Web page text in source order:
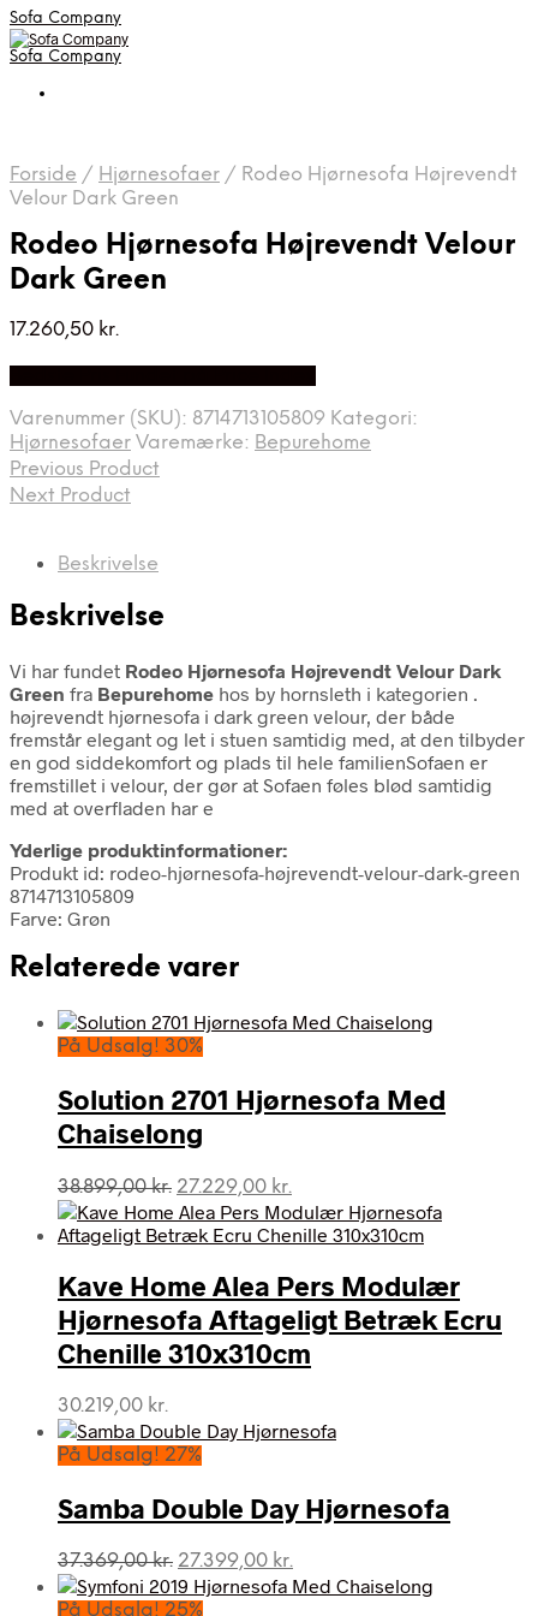
Sofa Company
Sofa Company
Forside / Hjørnesofaer / Rodeo Hjørnesofa Højrevendt
Velour Dark Green
Rodeo Hjørnesofa Højrevendt Velour
Dark Green
17.260,50 kr.
Varenummer (SKU): 8714713105809 Kategori:
Hjørnesofaer Varemærke: Bepurehome
Previous Product
Next Product
Beskrivelse
Beskrivelse
Vi har fundet Rodeo Hjørnesofa Højrevendt Velour Dark
Green fra Bepurehome hos by hornsleth i kategorien .
højrevendt hjørnesofa i dark green velour, der både
fremstår elegant og let i stuen samtidig med, at den tilbyder
en god siddekomfort og plads til hele familienSofaen er
fremstillet i velour, der gør at Sofaen føles blød samtidig
med at overfladen har e
Yderlige produktinformationer:
Produkt id: rodeo-hjørnesofa-højrevendt-velour-dark-green
8714713105809
Farve: Grøn
Relaterede varer
På Udsalg! 30%
Solution 2701 Hjørnesofa Med
Chaiselong
38.899,00kr. Den
oprindelige
pris
38.899,00 kr..
27.229,00 kr.
aktuelle
pris
27.229,00 kr..
Kave Home Alea Pers Modulær
Hjørnesofa Aftageligt Betræk Ecru
Chenille 310x310cm
30.219,00 kr.
På Udsalg! 27%
Samba Double Day Hjørnesofa
37.369,00kr. Den
oprindelige
pris
27.399,00 kr.
aktuelle
På Udsalg! 25%